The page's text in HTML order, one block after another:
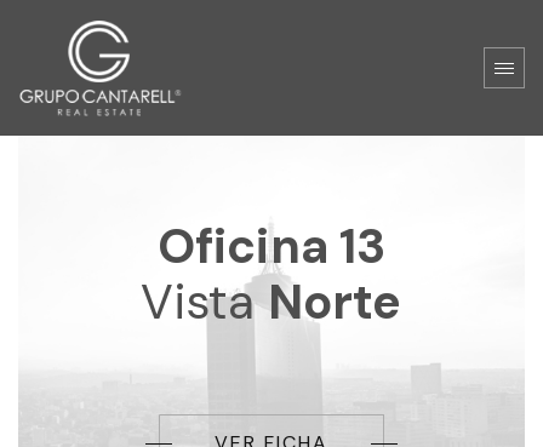
Oficina 13
VistaNorte